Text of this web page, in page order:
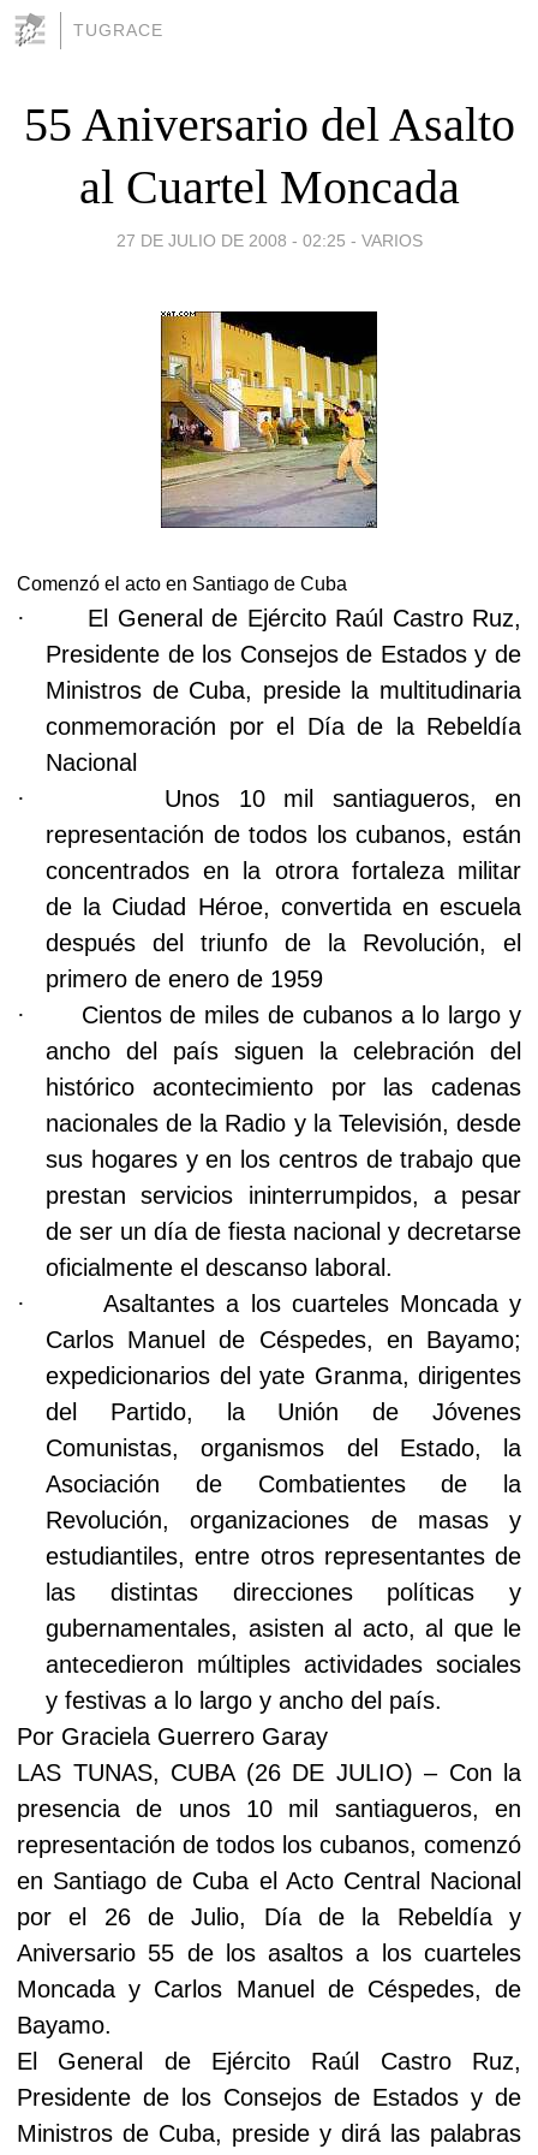
TUGRACE
55 Aniversario del Asalto
al Cuartel Moncada
27 DE JULIO DE 2008 - 02:25 - VARIOS
Comenzó el acto en Santiago de Cuba
·
El General de Ejército Raúl Castro Ruz,
Presidente de los Consejos de Estados y de
Ministros de Cuba, preside la multitudinaria
conmemoración por el Día de la Rebeldía
Nacional
·
Unos 10 mil santiagueros, en
representación de todos los cubanos, están
concentrados en la otrora fortaleza militar
de la Ciudad Héroe, convertida en escuela
después del triunfo de la Revolución, el
primero de enero de 1959
·
Cientos de miles de cubanos a lo largo y
ancho del país siguen la celebración del
histórico acontecimiento por las cadenas
nacionales de la Radio y la Televisión, desde
sus hogares y en los centros de trabajo que
prestan servicios ininterrumpidos, a pesar
de ser un día de fiesta nacional y decretarse
oficialmente el descanso laboral.
·
Asaltantes a los cuarteles Moncada y
Carlos Manuel de Céspedes, en Bayamo;
expedicionarios del yate Granma, dirigentes
del Partido, la Unión de Jóvenes
Comunistas, organismos del Estado, la
Asociación de Combatientes de la
Revolución, organizaciones de masas y
estudiantiles, entre otros representantes de
las distintas direcciones políticas y
gubernamentales, asisten al acto, al que le
antecedieron múltiples actividades sociales
y festivas a lo largo y ancho del país.
Por Graciela Guerrero Garay
LAS TUNAS, CUBA (26 DE JULIO) – Con la
presencia de unos 10 mil santiagueros, en
representación de todos los cubanos, comenzó
en Santiago de Cuba el Acto Central Nacional
por el 26 de Julio, Día de la Rebeldía y
Aniversario 55 de los asaltos a los cuarteles
Moncada y Carlos Manuel de Céspedes, de
Bayamo.
El General de Ejército Raúl Castro Ruz,
Presidente de los Consejos de Estados y de
Ministros de Cuba, preside y dirá las palabras